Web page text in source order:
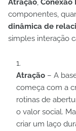
Atração, Conexão
componentes,
dinâmica de
simples interação
Atração – A
começa com a
rotinas de
o valor social.
criar um laço